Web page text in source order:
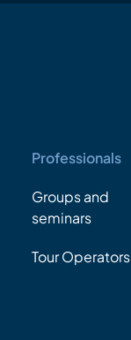
Professionals
Groups and
seminars
Tour Operators